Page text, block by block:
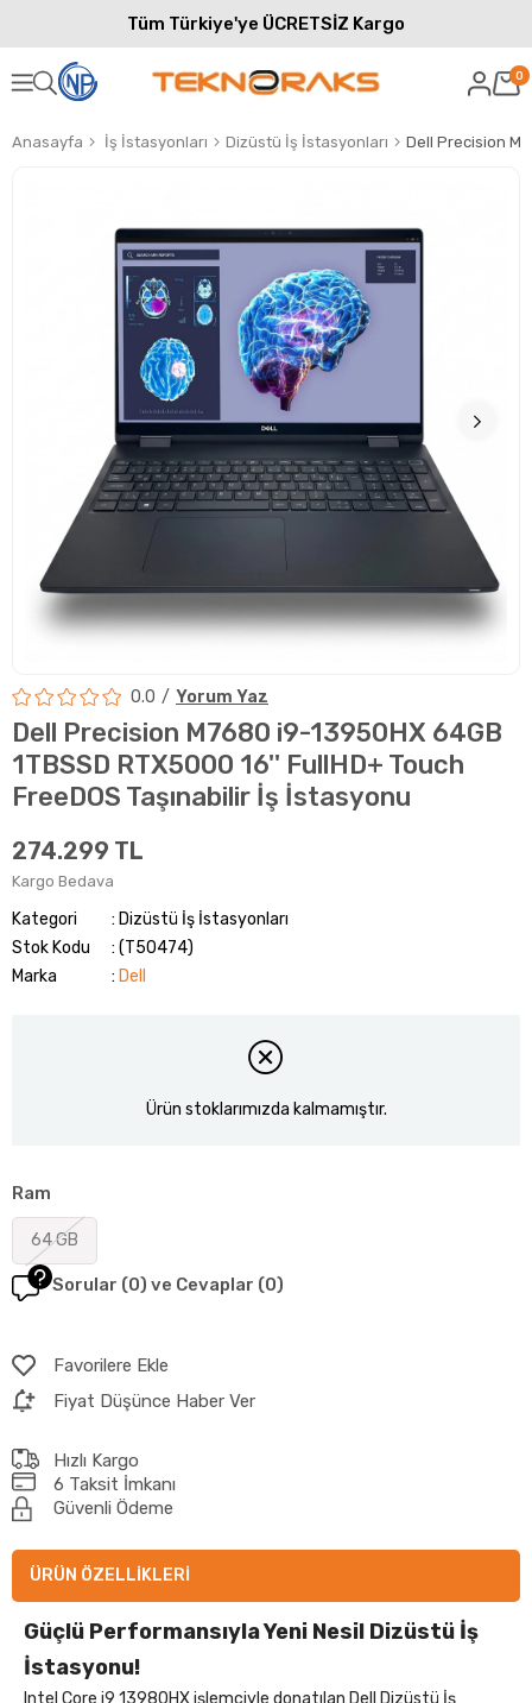
Tüm Türkiye'ye ÜCRETSİZ Kargo
0
Anasayfa İş İstasyonları Dizüstü İş İstasyonları
0.0 Yorum Yaz
Dell Precision M7680 i9-13950HX 64GB
1TBSSD RTX5000 16'' FullHD+ Touch
FreeDOS Taşınabilir İş İstasyonu
274.299 TL
Kargo Bedava
Kategori
Dizüstü İş İstasyonları
Stok Kodu
(T50474)
Marka
: Dell
Ürün stoklarımızda kalmamıştır.
Ram
64 GB
Sorular (0) ve Cevaplar (0)
Favorilere Ekle
Fiyat Düşünce Haber Ver
Hızlı Kargo
6 Taksit İmkanı
Güvenli Ödeme
ÜRÜN ÖZELLIKLERI
Güçlü Performansıyla Yeni Nesil Dizüstü İş
İstasyonu!
Intel Core i9 13980HX işlemciyle donatılan Dell Dizüstü İş